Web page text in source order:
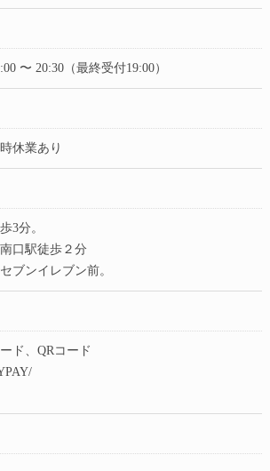
〜 20:30（最終受付19:00）
休業あり
3分。
口駅徒歩２分
ブンイレブン前。
ド、QRコード